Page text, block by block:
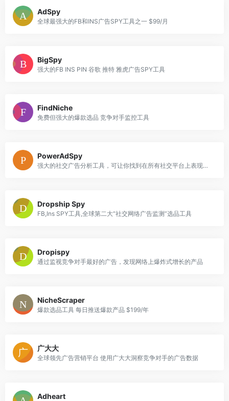
AdSpy
全球最强大的FB和INS广告SPY工具之一 $99/月
BigSpy
强大的FB INS PIN 谷歌 推特 雅虎广告SPY工具
FindNiche
免费但强大的爆款选品 竞争对手监控工具
PowerAdSpy
强大的社交广告分析工具，可让你找到在所有社交平台上表现较好的广告
Dropship Spy
FB,Ins SPY工具,全球第二大“社交网络广告监测”选品工具
Dropispy
通过监视竞争对手最好的广告，发现网络上爆炸式增长的产品
NicheScraper
爆款选品工具 每日推送爆款产品 $199/年
广大大
全球领先广告营销平台 使用广大大洞察竞争对手的广告数据
Adheart